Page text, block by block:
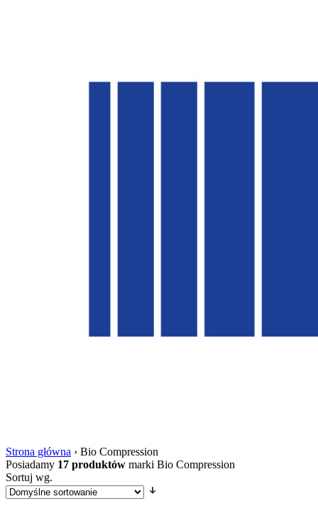
Strona główna › Bio Compression
Posiadamy 17 produktów marki Bio Compression
Sortuj wg.